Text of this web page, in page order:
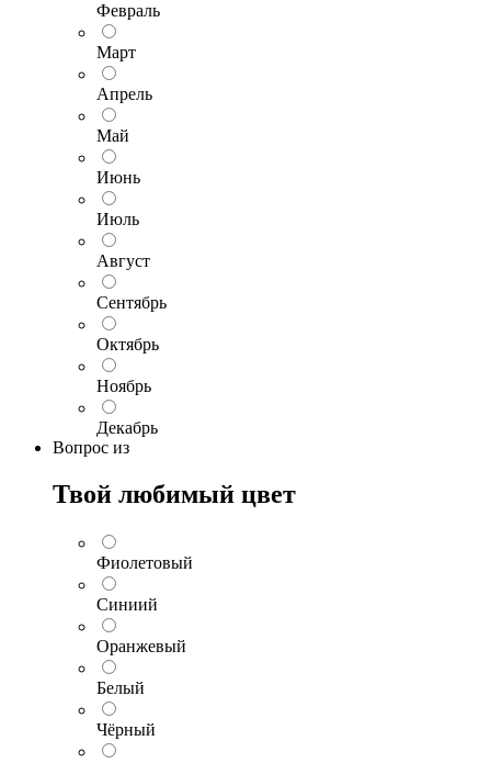
Февраль
Март
Апрель
Май
Июнь
Июль
Август
Сентябрь
Октябрь
Ноябрь
Декабрь
Вопрос из
Твой любимый цвет
Фиолетовый
Синиий
Оранжевый
Белый
Чёрный